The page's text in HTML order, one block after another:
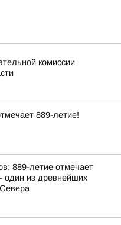
комиссии
889-летие!
889-летие отмечает
один из древнейших